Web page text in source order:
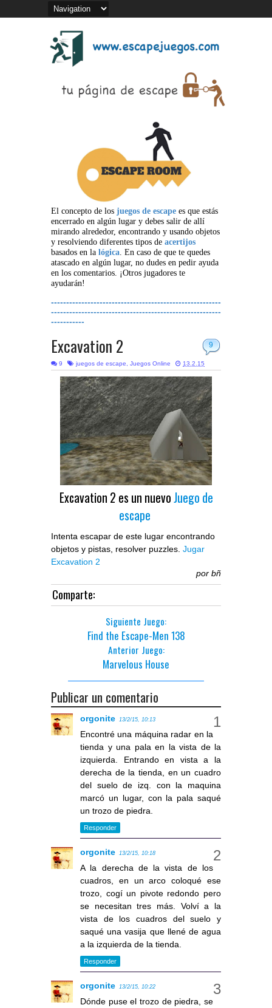
El concepto de los juegos de escape es que estás
encerrado en algún lugar y debes salir de allí
mirando alrededor, encontrando y usando objetos
y resolviendo diferentes tipos de acertijos
basados en la lógica. En caso de que te quedes
atascado en algún lugar, no dudes en pedir ayuda
en los comentarios. ¡Otros jugadores te
ayudarán!
--------------------------------------------------------
--------------------------------------------------------
-----------
9
Excavation 2
9 juegos de escape, Juegos Online 13.2.15
Excavation 2 es un nuevoJuego de
escape
Intenta escapar de este lugar encontrando
objetos y pistas, resolver puzzles. Jugar
Excavation 2
por bñ
Comparte:
Siguiente Juego:
Find the Escape-Men 138
Anterior Juego:
Marvelous House
Publicar un comentario
orgonite 13/2/15, 10:13
Encontré una máquina radar en la
tienda y una pala en la vista de la
izquierda. Entrando en vista a la
derecha de la tienda, en un cuadro
del suelo de izq. con la maquina
marcó un lugar, con la pala saqué
un trozo de piedra.
Responder
orgonite 13/2/15, 10:18
A la derecha de la vista de los
cuadros, en un arco coloqué ese
trozo, cogí un pivote redondo pero
se necesitan tres más. Volví a la
vista de los cuadros del suelo y
saqué una vasija que llené de agua
a la izquierda de la tienda.
Responder
orgonite 13/2/15, 10:22
Dónde puse el trozo de piedra, se